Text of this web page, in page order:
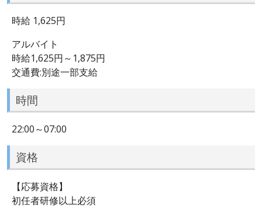
時給 1,625円
アルバイト
時給1,625円～1,875円
交通費:別途一部支給
時間
22:00～07:00
資格
【応募資格】
初任者研修以上必須